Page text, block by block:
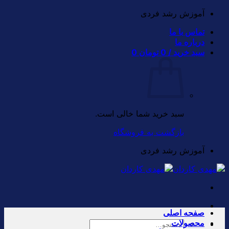
Skip
content
آموزش رشد فردی
تماس با ما
درباره ما
سبد خرید / 0 تومان 0
سبد خرید شما خالی است.
بازگشت به فروشگاه
آموزش رشد فردی
جستجو
صفحه اصلی
محصولات